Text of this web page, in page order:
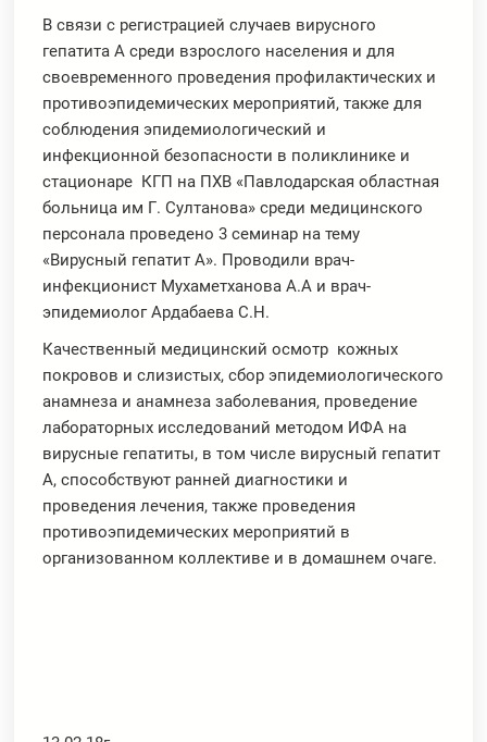
В связи с регистрацией случаев вирусного
гепатита А среди взрослого населения и для
своевременного проведения профилактических и
противоэпидемических мероприятий, также для
соблюдения эпидемиологический и
инфекционной безопасности в поликлинике и
стационаре КГП на ПХВ «Павлодарская областная
больница им Г. Султанова» среди медицинского
персонала проведено 3 семинар на тему
«Вирусный гепатит А». Проводили врач-
инфекционист Мухаметханова А.А и врач-
эпидемиолог Ардабаева С.Н.
Качественный медицинский осмотр кожных
покровов и слизистых, сбор эпидемиологического
анамнеза и анамнеза заболевания, проведение
лабораторных исследований методом ИФА на
вирусные гепатиты, в том числе вирусный гепатит
А, способствуют ранней диагностики и
проведения лечения, также проведения
противоэпидемических мероприятий в
организованном коллективе и в домашнем очаге.